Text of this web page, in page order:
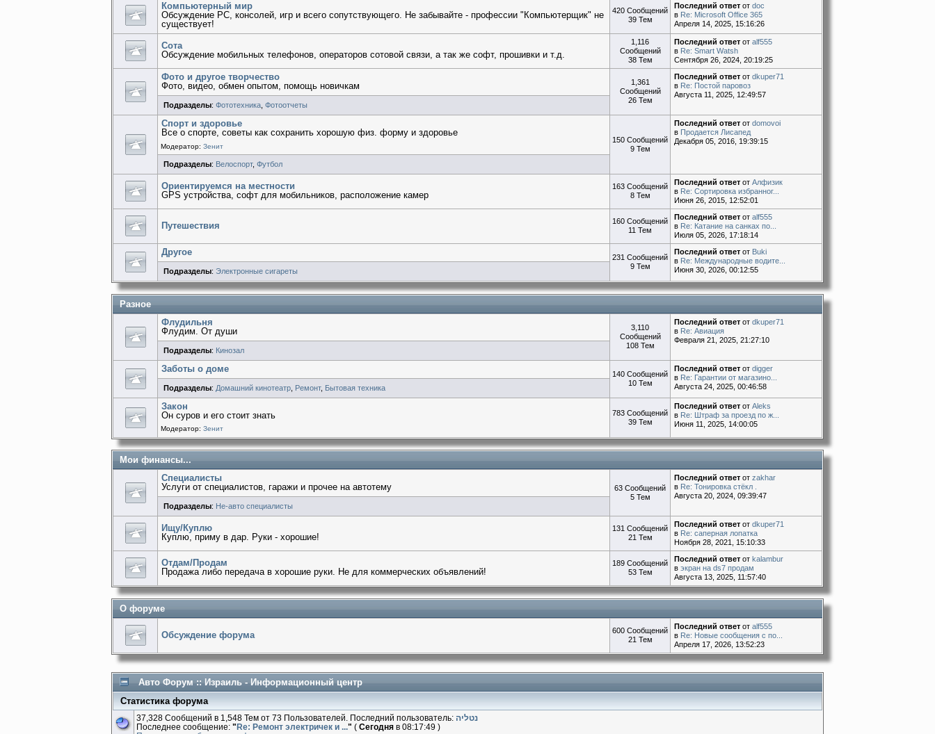
Компьютерный мир
Обсуждение PC, консолей, игр и всего сопутствующего. Не забывайте - профессии "Компьютерщик" не
существует!
420 Сообщений
39 Тем
Последний ответ отdoc
в Re: Microsoft Office 365
Апреля 14, 2025, 15:16:26
Сота
Обсуждение мобильных телефонов, операторов сотовой связи, а так же софт, прошивки и т.д.
1,116
Сообщений
38 Тем
Последний ответ отalf555
в Re: Smart Watsh
Сентября 26, 2024, 20:19:25
Фото и другое творчество
Фото, видео, обмен опытом, помощь новичкам
1,361
Сообщений
26 Тем
Последний ответ отdkuper71
в Re: Постой паровоз
Августа 11, 2025, 12:49:57
Подразделы: Фототехника, Фотоотчеты
Спорт и здоровье
Все о спорте, советы как сохранить хорошую физ. форму и здоровье
Модератор:Зенит
150 Сообщений
9 Тем
Последний ответ отdomovoi
в Продается Лисапед
Декабря 05, 2016, 19:39:15
Подразделы: Велоспорт, Футбол
Ориентируемся на местности
GPS устройства, софт для мобильников, расположение камер
163 Сообщений
8 Тем
Последний ответ отАлфизик
в Re: Сортировка избранног...
Июня 26, 2015, 12:52:01
Путешествия
160 Сообщений
11 Тем
Последний ответ отalf555
в Re: Катание на санках по...
Июля 05, 2026, 17:18:14
Другое
231 Сообщений
9 Тем
Последний ответ от Buki
в Re: Международные водите...
Июня 30, 2026, 00:12:55
Подразделы: Электронные сигареты
Разное
Флудильня
Флудим. От души
3,110
Сообщений
108 Тем
Последний ответ отdkuper71
в Re: Авиация
Февраля 21, 2025, 21:27:10
Подразделы: Кинозал
Заботы о доме
140 Сообщений
10 Тем
Последний ответ отdigger
в Re: Гарантии от магазино...
Августа 24, 2025, 00:46:58
Подразделы: Домашний кинотеатр, Ремонт, Бытовая техника
Закон
Он суров и его стоит знать
Модератор:Зенит
783 Сообщений
39 Тем
Последний ответ отAleks
в Re: Штраф за проезд по ж...
Июня 11, 2025, 14:00:05
Мои финансы...
Специалисты
Услуги от специалистов, гаражи и прочее на автотему
63 Сообщений
5 Тем
Последний ответ отzakhar
в Re: Тонировка стёкл .
Августа 20, 2024, 09:39:47
Подразделы: Не-авто специалисты
Ищу/Куплю
Куплю, приму в дар. Руки - хорошие!
131 Сообщений
21 Тем
Последний ответ отdkuper71
в Re: саперная лопатка
Ноября 28, 2021, 15:10:33
Отдам/Продам
Продажа либо передача в хорошие руки. Не для коммерческих объявлений!
189 Сообщений
53 Тем
Последний ответ отkalambur
вэкран на ds7 продам
Августа 13, 2025, 11:57:40
О форуме
Обсуждение форума
600 Сообщений
21 Тем
Последний ответ отalf555
в Re: Новые сообщения с по...
Апреля 17, 2026, 13:52:23
Авто Форум :: Израиль - Информационный центр
Статистика форума
37,328 Сообщений в 1,548 Тем от 73 Пользователей. Последний пользователь: נטליה
Последнее сообщение:"Re: Ремонт электричек и ..." (Сегодня в 08:17:49 )